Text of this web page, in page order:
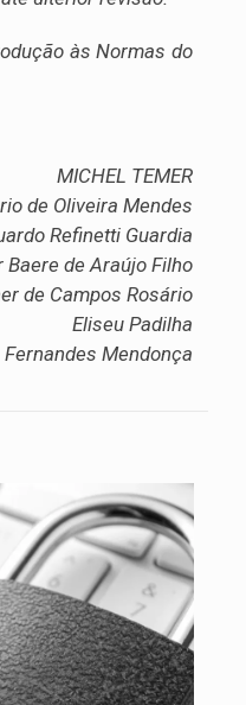
às Normas do
MICHEL TEMER
de Oliveira Mendes
Refinetti Guardia
Baere de Araújo Filho
de Campos Rosário
Eliseu Padilha
Mendonça